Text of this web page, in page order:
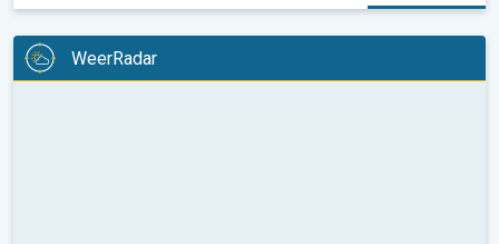
WeerRadar